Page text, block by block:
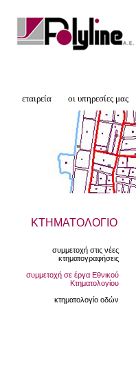
εταιρεία οι υπηρεσίες μας
ΚΤΗΜΑΤΟΛΟΓΙΟ
συμμετοχή στις νέες
κτηματογραφήσεις
συμμετοχή σε έργα Εθνικού
Κτηματολογίου
κτηματολογίο οδών